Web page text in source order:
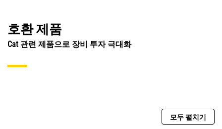
호환 제품
Cat 관련 제품으로 장비 투자 극대화
모두 펼치기